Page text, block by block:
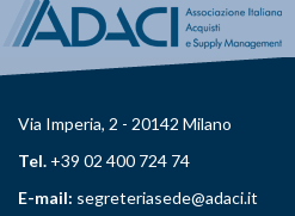
Via Imperia, 2 - 20142 Milano
Tel. +39 02 400 724 74
E-mail: segreteriasede@adaci.it